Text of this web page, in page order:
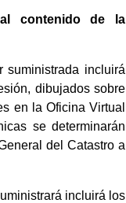
contenido de la
suministrada incluirá
dibujados sobre
en la Oficina Virtual
se determinarán
del Catastro a
incluirá los